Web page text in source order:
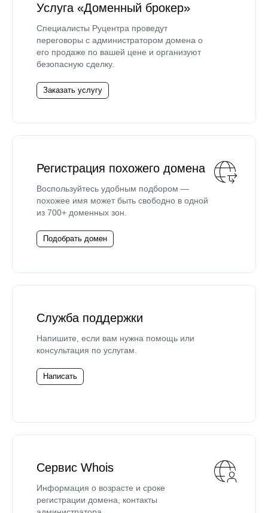
Услуга «Доменный брокер»
Специалисты Руцентра проведут
переговоры с администратором домена о
его продаже по вашей цене и организуют
безопасную сделку.
Заказать услугу
Регистрация похожего домена
Воспользуйтесь удобным подбором —
похожее имя может быть свободно в одной
из 700+ доменных зон.
Подобрать домен
Служба поддержки
Напишите, если вам нужна помощь или
консультация по услугам.
Написать
Сервис Whois
Информация о возрасте и сроке
регистрации домена, контакты